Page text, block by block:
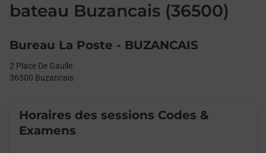
bateau Buzancais (36500)
Bureau La Poste - BUZANCAIS
2 Place De Gaulle
36500 Buzancais
Horaires des sessions Codes &
Examens